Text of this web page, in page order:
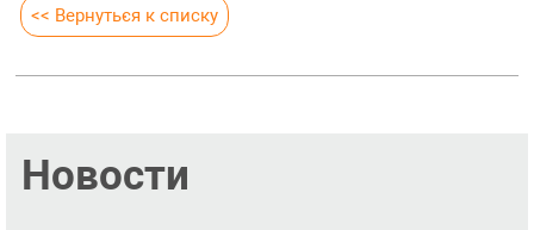
<< Вернуться к списку
Новости